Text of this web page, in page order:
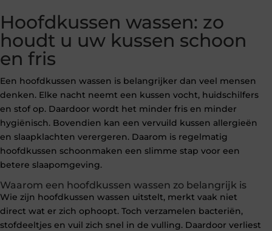
Hoofdkussen wassen: zo
houdt u uw kussen schoon
en fris
Een hoofdkussen wassen is belangrijker dan veel mensen
denken. Elke nacht neemt een kussen vocht, huidschilfers
en stof op. Daardoor wordt het minder fris en minder
hygiënisch. Bovendien kan een vervuild kussen allergieën
en slaapklachten verergeren. Daarom is regelmatig
hoofdkussen schoonmaken een slimme stap voor een
betere slaapomgeving.
Waarom een hoofdkussen wassen zo belangrijk is
Wie zijn hoofdkussen wassen uitstelt, merkt vaak niet
direct wat er zich ophoopt. Toch verzamelen bacteriën,
stofdeeltjes en vuil zich snel in de vulling. Daardoor verliest